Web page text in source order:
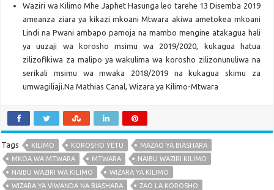
Waziri wa Kilimo Mhe Japhet Hasunga leo tarehe 13 Disemba 2019
ameanza ziara ya kikazi mkoani Mtwara akiwa ametokea mkoani
Lindi na Pwani ambapo pamoja na mambo mengine atakagua hali
ya uuzaji wa korosho msimu wa 2019/2020, kukagua hatua
zilizofikiwa za malipo ya wakulima wa korosho zilizonunuliwa na
serikali msimu wa mwaka 2018/2019 na kukagua skimu za
umwagiliaji.Na Mathias Canal, Wizara ya Kilimo-Mtwara
Tags KILIMO KOROSHO YETU
MAZAO YA BIASHARA
MKOA WA MTWARA
MTWARA
NAIBU WAZIRI KILIMO
NAIBU WAZIRI WA KILIMO
WIZARA YA KILIMO
WIZARA YA VIWANDA NA BIASHARA
ZAO LA KOROSHO